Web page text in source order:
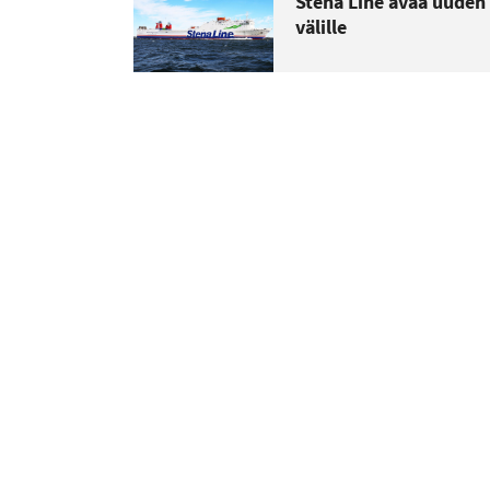
välille